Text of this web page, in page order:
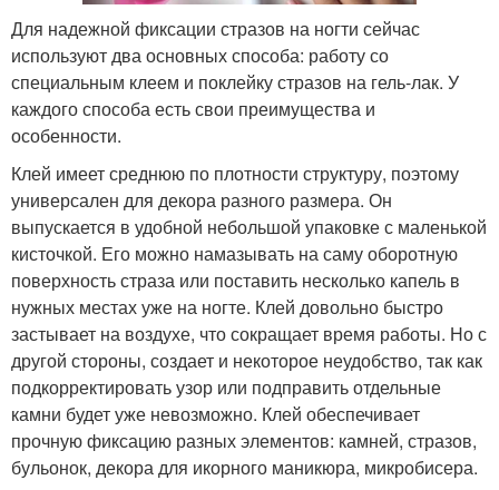
Для надежной фиксации стразов на ногти сейчас
используют два основных способа: работу со
специальным клеем и поклейку стразов на гель-лак. У
каждого способа есть свои преимущества и
особенности.
Клей имеет среднюю по плотности структуру, поэтому
универсален для декора разного размера. Он
выпускается в удобной небольшой упаковке с маленькой
кисточкой. Его можно намазывать на саму оборотную
поверхность страза или поставить несколько капель в
нужных местах уже на ногте. Клей довольно быстро
застывает на воздухе, что сокращает время работы. Но с
другой стороны, создает и некоторое неудобство, так как
подкорректировать узор или подправить отдельные
камни будет уже невозможно. Клей обеспечивает
прочную фиксацию разных элементов: камней, стразов,
бульонок, декора для икорного маникюра, микробисера.